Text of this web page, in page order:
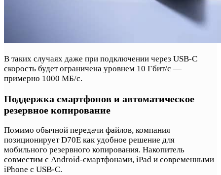
В таких случаях даже при подключении через USB-C
скорость будет ограничена уровнем 10 Гбит/с —
примерно 1000 МБ/с.
Поддержка смартфонов и автоматическое
резервное копирование
Помимо обычной передачи файлов, компания
позиционирует D70E как удобное решение для
мобильного резервного копирования. Накопитель
совместим с Android-смартфонами, iPad и современными
iPhone с USB-C.